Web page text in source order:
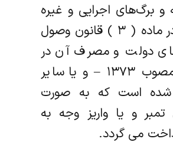
و برگ‌های اجرایی و غیره
همان است که در ماده ( ۳ ) قانون وصول
دولت و مصرف آن در
موارد معین – مصوب ۱۳۷۳ – و یا سایر
شده است که به صورت
و یا واریز وجه به
می گردد.